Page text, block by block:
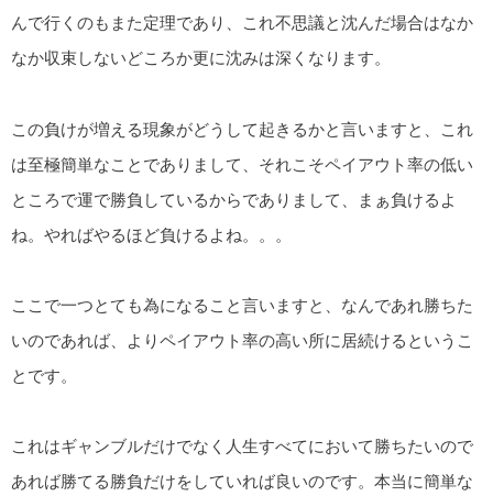
んで行くのもまた定理であり、これ不思議と沈んだ場合はなか
なか収束しないどころか更に沈みは深くなります。
この負けが増える現象がどうして起きるかと言いますと、これ
は至極簡単なことでありまして、それこそペイアウト率の低い
ところで運で勝負しているからでありまして、まぁ負けるよ
ね。やればやるほど負けるよね。。。
ここで一つとても為になること言いますと、なんであれ勝ちた
いのであれば、よりペイアウト率の高い所に居続けるというこ
とです。
これはギャンブルだけでなく人生すべてにおいて勝ちたいので
あれば勝てる勝負だけをしていれば良いのです。本当に簡単な